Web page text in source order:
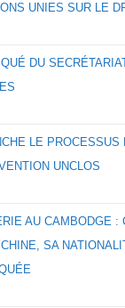
UNIES SUR LE
DU
LE PROCESSUS
UNCLOS
AU CAMBODGE :
SA